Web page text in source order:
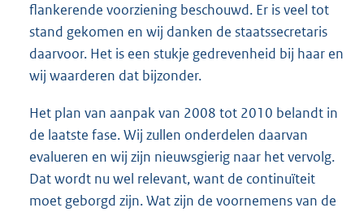
flankerende voorziening beschouwd. Er is veel tot
stand gekomen en wij danken de staatssecretaris
daarvoor. Het is een stukje gedrevenheid bij haar en
wij waarderen dat bijzonder.
Het plan van aanpak van 2008 tot 2010 belandt in
de laatste fase. Wij zullen onderdelen daarvan
evalueren en wij zijn nieuwsgierig naar het vervolg.
Dat wordt nu wel relevant, want de continuïteit
moet geborgd zijn. Wat zijn de voornemens van de